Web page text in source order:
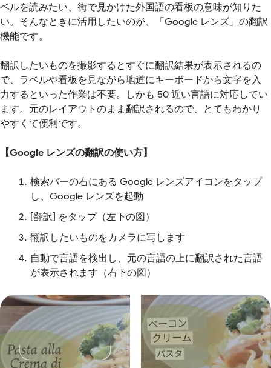
ベルを読みたい、街で見かけた外国語の看板の意味が知りた
い。そんなときに活用したいのが、「Google レンズ」の翻訳
機能です。
翻訳したいものを撮影するとすぐに翻訳結果が表示されるの
で、ラベルや看板を見ながら地道にキーボードから文字を入
力するといった作業は不要。しかも 50 近い言語に対応してい
ます。元のレイアウトのまま翻訳されるので、とてもわかり
やすくて便利です。
【Google レンズの翻訳の使い方】
検索バーの右にある Google レンズアイコンをタップ
し、Google レンズを起動
[翻訳] をタップ（左下の図）
翻訳したいものをカメラに写します
自動で言語を検出し、元の言語の上に翻訳された言語
が表示されます（右下の図）